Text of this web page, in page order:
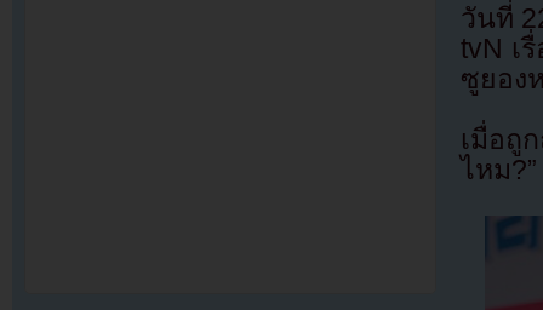
วันที่
tvN เ
ซูยอง
เมื่อถู
ไหม